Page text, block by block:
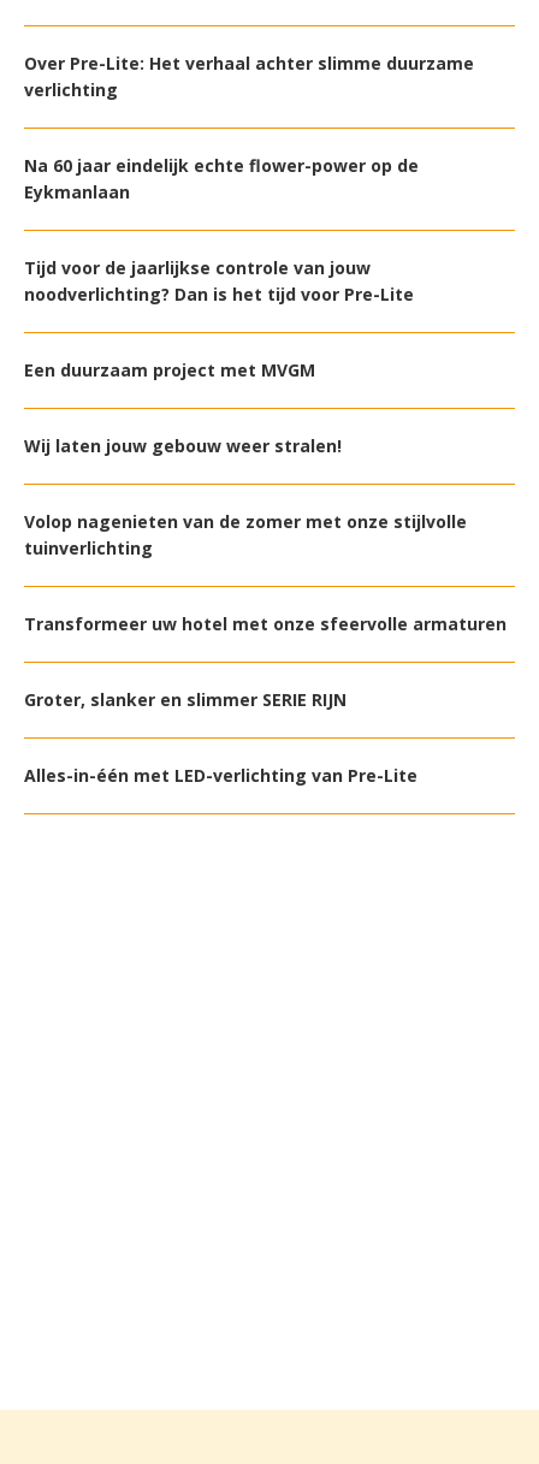
Over Pre-Lite: Het verhaal achter slimme duurzame
verlichting
Na 60 jaar eindelijk echte flower-power op de
Eykmanlaan
Tijd voor de jaarlijkse controle van jouw
noodverlichting? Dan is het tijd voor Pre-Lite
Een duurzaam project met MVGM
Wij laten jouw gebouw weer stralen!
Volop nagenieten van de zomer met onze stijlvolle
tuinverlichting
Transformeer uw hotel met onze sfeervolle armaturen
Groter, slanker en slimmer SERIE RIJN
Alles-in-één met LED-verlichting van Pre-Lite